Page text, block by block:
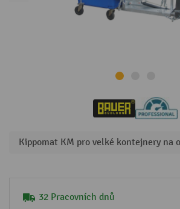
32 Pracovních dnů